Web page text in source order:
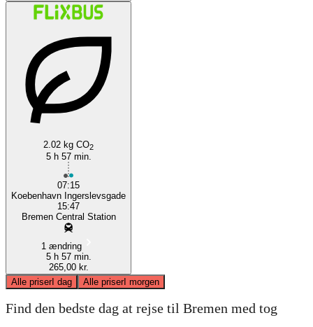
2.02 kg CO2
5 h 57 min.
07:15
Koebenhavn Ingerslevsgade
15:47
Bremen Central Station
1 ændring
5 h 57 min.
265,00 kr.
Alle priserI dag Alle priserI morgen
Find den bedste dag at rejse til Bremen med tog